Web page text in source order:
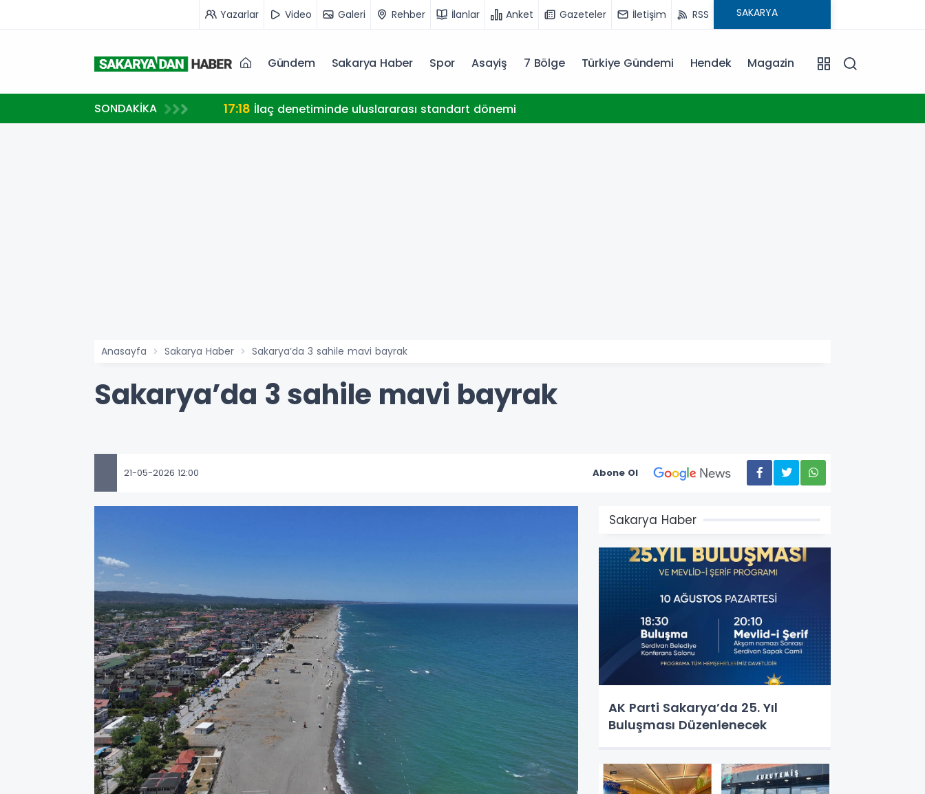
Yazarlar Video Galeri Rehber İlanlar Anket Gazeteler İletişim RSS
Gündem Sakarya Haber Spor Asayiş 7 Bölge Türkiye Gündemi Hendek Magazin
SONDAKİKA 17:18 İlaç denetiminde uluslararası standart dönemi
Anasayfa Sakarya Haber Sakarya’da 3 sahile mavi bayrak
Sakarya’da 3 sahile mavi bayrak
21-05-2026 12:00 Abone Ol
Sakarya Haber
AK Parti Sakarya’da 25. Yıl
Buluşması Düzenlenecek